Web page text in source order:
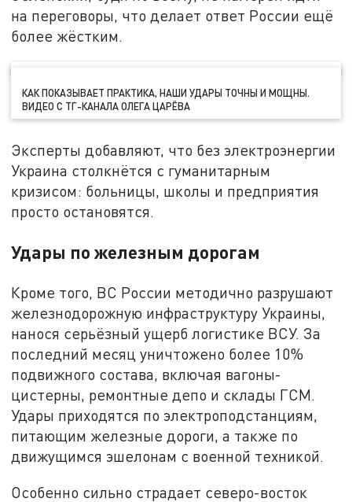
на переговоры, что делает ответ России ещё
более жёстким.
КАК ПОКАЗЫВАЕТ ПРАКТИКА, НАШИ УДАРЫ ТОЧНЫ И МОЩНЫ.
ВИДЕО С ТГ-КАНАЛА ОЛЕГА ЦАРЁВА
Эксперты добавляют, что без электроэнергии
Украина столкнётся с гуманитарным
кризисом: больницы, школы и предприятия
просто остановятся.
Удары по железным дорогам
Кроме того, ВС России методично разрушают
железнодорожную инфраструктуру Украины,
нанося серьёзный ущерб логистике ВСУ. За
последний месяц уничтожено более 10%
подвижного состава, включая вагоны-
цистерны, ремонтные депо и склады ГСМ.
Удары приходятся по электроподстанциям,
питающим железные дороги, а также по
движущимся эшелонам с военной техникой.
Особенно сильно страдает северо-восток